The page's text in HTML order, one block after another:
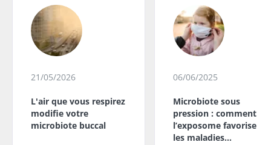
21/05/2026
L'air que vous respirez
modifie votre
microbiote buccal
06/06/2025
Microbiote sous
pression : comment
l’exposome favorise
les maladies